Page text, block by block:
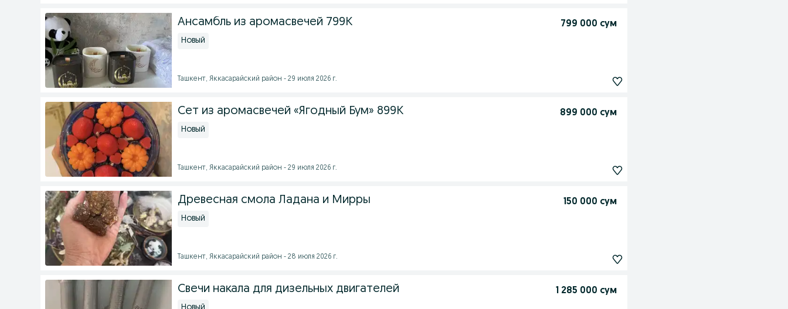
Ансамбль из аромасвечей 799К 799 000 сум
Новый
Ташкент, Яккасарайский район - 29 июля 2026 г.
Сет из аромасвечей «Ягодный Бум» 899К 899 000 сум
Новый
Ташкент, Яккасарайский район - 29 июля 2026 г.
Древесная смола Ладана и Мирры 150 000 сум
Новый
Ташкент, Яккасарайский район - 28 июля 2026 г.
Свечи накала для дизельных двигателей 1 285 000 сум